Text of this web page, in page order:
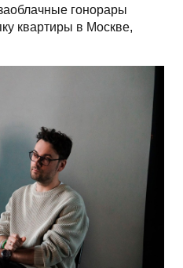
гонорары
квартиры в Москве,